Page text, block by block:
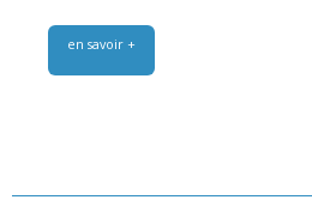
en savoir +